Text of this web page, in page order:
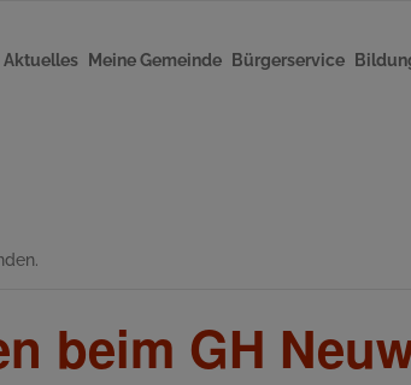
Aktuelles Meine Gemeinde Bürgerservice
beim GH